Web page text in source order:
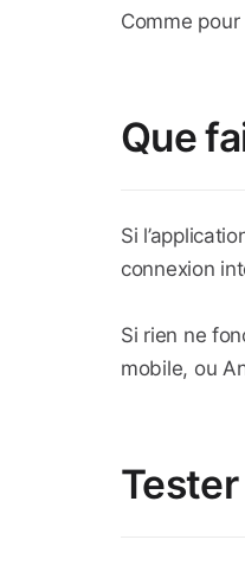
Comme
Que
Si
connexion
Si rien ne
mobile, ou